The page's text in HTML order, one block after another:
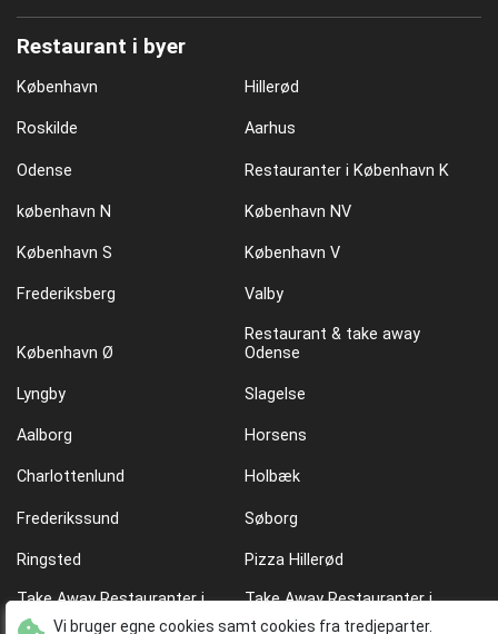
Restaurant i byer
København Hillerød
Roskilde Aarhus
Odense Restauranter i København K
københavn N København NV
København S København V
Frederiksberg Valby
København Ø
Restaurant & take away
Odense
Lyngby Slagelse
Aalborg Horsens
Charlottenlund Holbæk
Frederikssund Søborg
Ringsted Pizza Hillerød
Take Away Restauranter i
København Ø
Take Away Restauranter i
København N
Vi bruger egne cookies samt cookies fra tredjeparter.